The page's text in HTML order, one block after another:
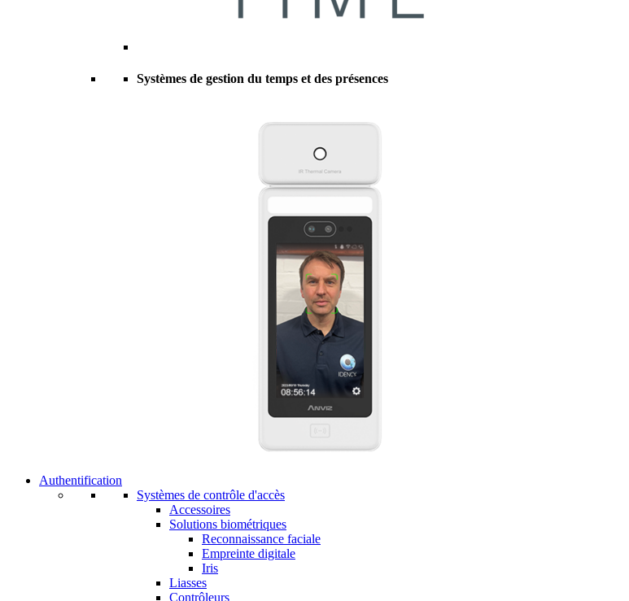
Systèmes de gestion du temps et des présences
Authentification
Systèmes de contrôle d'accès
Accessoires
Solutions biométriques
Reconnaissance faciale
Empreinte digitale
Iris
Liasses
Contrôleurs